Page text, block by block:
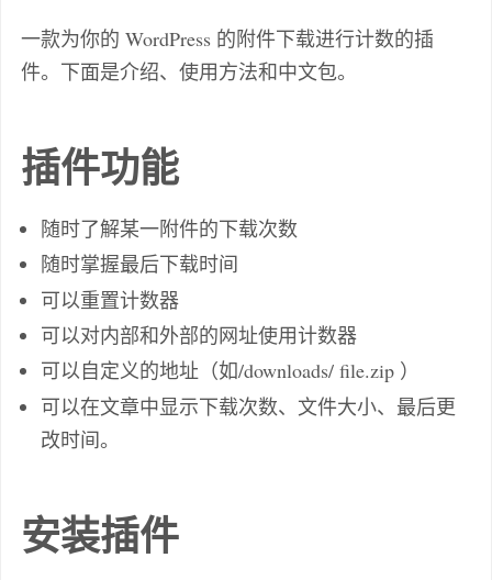
一款为你的 WordPress 的附件下载进行计数的插
件。下面是介绍、使用方法和中文包。
插件功能
随时了解某一附件的下载次数
随时掌握最后下载时间
可以重置计数器
可以对内部和外部的网址使用计数器
可以自定义的地址（如/downloads/ file.zip ）
可以在文章中显示下载次数、文件大小、最后更
改时间。
安装插件